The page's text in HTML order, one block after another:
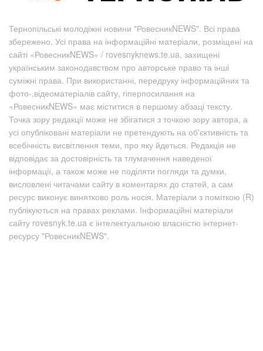
Тернопільські молодіжні новини "РовесникNEWS". Всі права
збережено. Усі права на інформаційні матеріали, розміщені на
сайті «РовесникNEWS» / rovesnyknews.te.ua, захищені
українським законодавством про авторське право та інші
суміжні права. При використанні, передруку інформаційних та
фото-,відеоматеріалів сайту, гіперпосилання на
«РовесникNEWS» має міститися в першому абзаці тексту.
Точка зору редакції може не збігатися з точкою зору автора, а
усі опубліковані матеріали не претендують на об'єктивність та
всебічність висвітлення теми, про яку йдеться. Редакція не
відповідає за достовірність та тлумачення наведеної
інформації, а також може не поділяти погляди та думки,
висловлені читачами сайту в коментарях до статей, а сам
ресурс виконує винятково роль носія. Матеріали з поміткою (R)
публікуються на правах реклами. Інформаційні матеріали
сайту rovesnyk.te.ua є інтелектуальною власністю інтернет-
ресурсу "РовесникNEWS".